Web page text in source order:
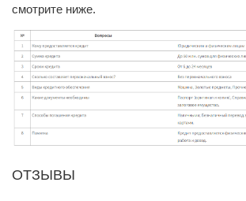
смотрите ниже.
ОТЗЫВЫ